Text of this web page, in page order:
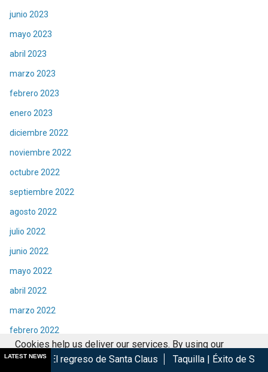
junio 2023
mayo 2023
abril 2023
marzo 2023
febrero 2023
enero 2023
diciembre 2022
noviembre 2022
octubre 2022
septiembre 2022
agosto 2022
julio 2022
junio 2022
mayo 2022
abril 2022
marzo 2022
febrero 2022
enero 2022
LATEST NEWS
de Santa Claus Taquilla | Éxito de Spider-Man Brand
Cookies help us deliver our services. By using our
services, you agree to our use of cookies.
Got it